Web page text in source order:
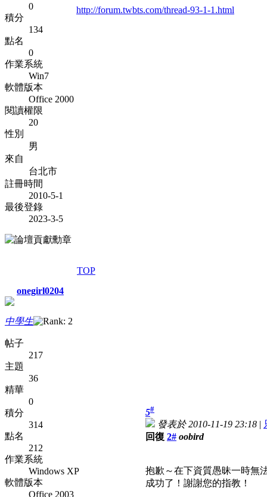
0
積分
134
點名
0
作業系統
Win7
軟體版本
Office 2000
閱讀權限
20
性別
男
來自
台北市
註冊時間
2010-5-1
最後登錄
2023-3-5
http://forum.twbts.com/thread-93-1-1.html
TOP
onegirl0204
中學生
帖子
217
主題
36
精華
0
積分
314
點名
212
作業系統
Windows XP
軟體版本
Office 2003
5#
發表於 2010-11-19 23:18 |
回復 2# oobird
抱歉～在下資質愚昧一時無
成功了！謝謝您的指教！